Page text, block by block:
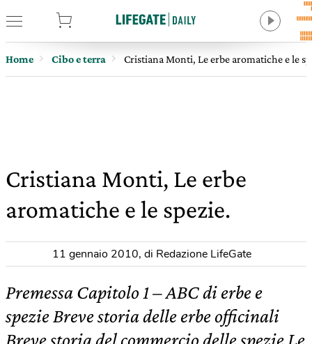
Home Cibo e terra Cristiana Monti, Le erbe aromatiche e le
Cristiana Monti, Le erbe
aromatiche e le spezie.
11 gennaio 2010, di Redazione LifeGate
Premessa Capitolo 1 – ABC di erbe e
spezie Breve storia delle erbe officinali
Breve storia del commercio delle spezie Le